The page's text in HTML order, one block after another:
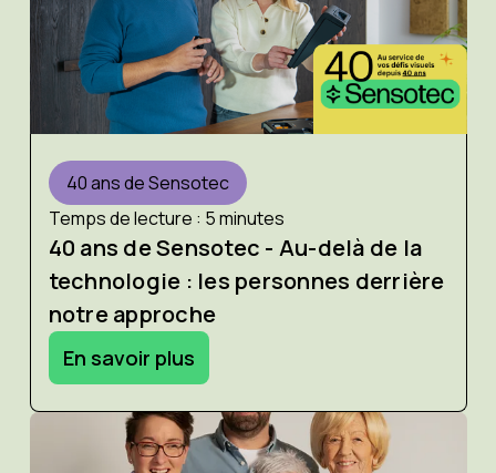
40 ans de Sensotec
Temps de lecture : 5 minutes
40 ans de Sensotec - Au-delà de la
technologie : les personnes derrière
notre approche
En savoir plus